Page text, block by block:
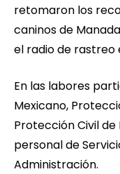
retomaron los
caninos de
el radio de rastreo
En las labores
Mexicano,
Protección Civil de
personal de
Administración.